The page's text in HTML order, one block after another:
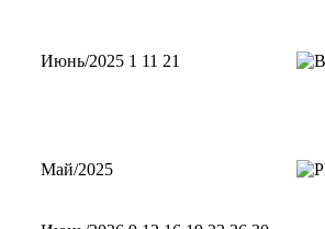
Июнь/2025 1 11 21
Май/2025